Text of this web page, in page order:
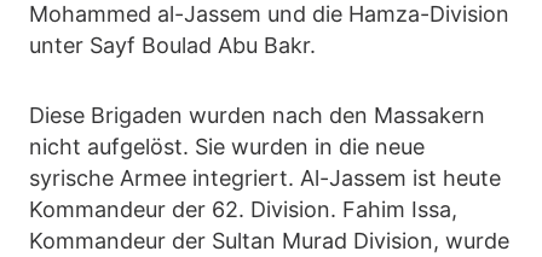
Mohammed al-Jassem und die Hamza-Division
unter Sayf Boulad Abu Bakr.
Diese Brigaden wurden nach den Massakern
nicht aufgelöst. Sie wurden in die neue
syrische Armee integriert. Al-Jassem ist heute
Kommandeur der 62. Division. Fahim Issa,
Kommandeur der Sultan Murad Division, wurde